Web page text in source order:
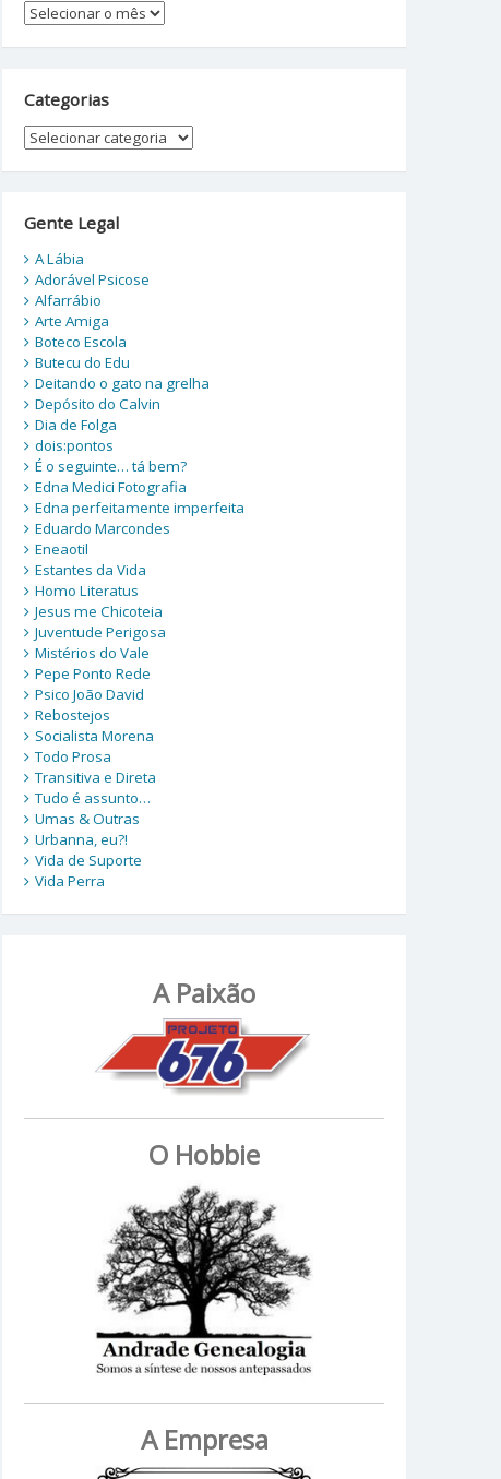
Arquivos
Categorias
Categorias
Gente Legal
A Lábia
Adorável Psicose
Alfarrábio
Arte Amiga
Boteco Escola
Butecu do Edu
Deitando o gato na grelha
Depósito do Calvin
Dia de Folga
dois:pontos
É o seguinte… tá bem?
Edna Medici Fotografia
Edna perfeitamente imperfeita
Eduardo Marcondes
Eneaotil
Estantes da Vida
Homo Literatus
Jesus me Chicoteia
Juventude Perigosa
Mistérios do Vale
Pepe Ponto Rede
Psico João David
Rebostejos
Socialista Morena
Todo Prosa
Transitiva e Direta
Tudo é assunto…
Umas & Outras
Urbanna, eu?!
Vida de Suporte
Vida Perra
A Paixão
O Hobbie
A Empresa